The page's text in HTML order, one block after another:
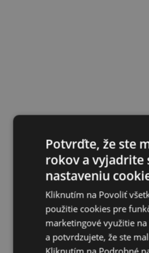
Potvrďte, že ste
rokov a vyjadrite
nastaveniu
Kliknutím na Povoliť
použitie cookies pre
marketingové využitie
a potvrdzujete, že ste